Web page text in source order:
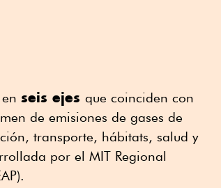
seis ejes que coinciden con
de emisiones de gases de
transporte, hábitats, salud y
por el MIT Regional